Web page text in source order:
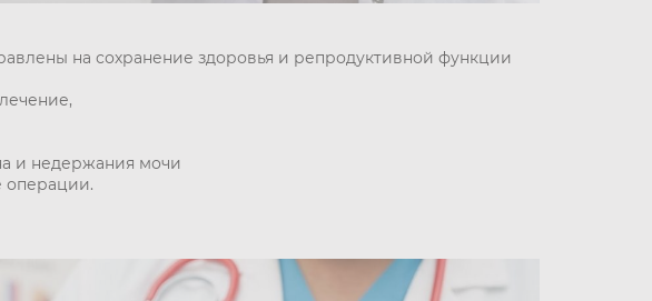
на сохранение здоровья и репродуктивной функции
и недержания мочи
операции.